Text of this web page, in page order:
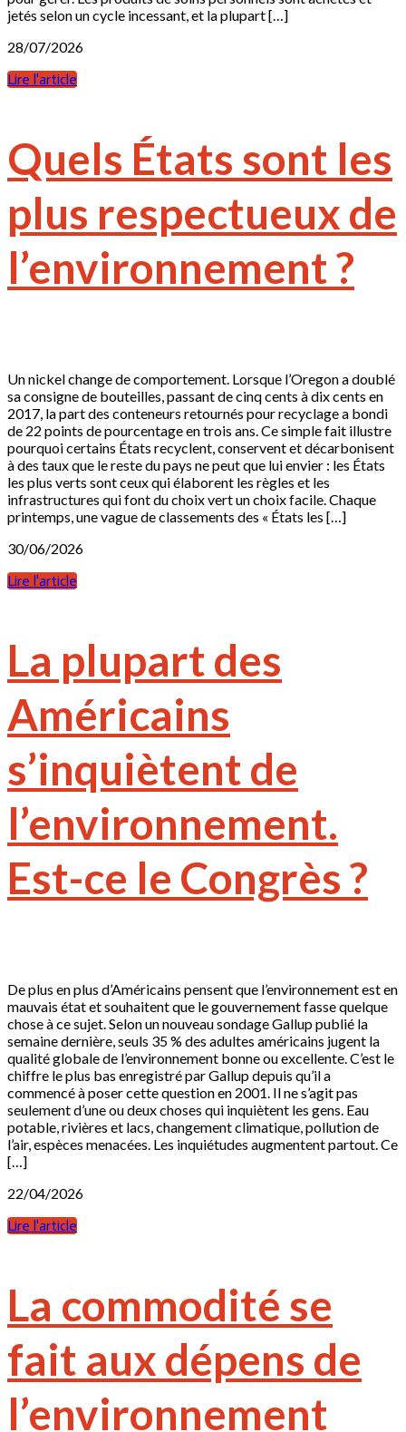
jetés selon un cycle incessant, et la plupart […]
28/07/2026
Lire l'article
Quels États sont les
plus respectueux de
l’environnement ?
Un nickel change de comportement. Lorsque l’Oregon a doublé
sa consigne de bouteilles, passant de cinq cents à dix cents en
2017, la part des conteneurs retournés pour recyclage a bondi
de 22 points de pourcentage en trois ans. Ce simple fait illustre
pourquoi certains États recyclent, conservent et décarbonisent
à des taux que le reste du pays ne peut que lui envier : les États
les plus verts sont ceux qui élaborent les règles et les
infrastructures qui font du choix vert un choix facile. Chaque
printemps, une vague de classements des « États les […]
30/06/2026
Lire l'article
La plupart des
Américains
s’inquiètent de
l’environnement.
Est-ce le Congrès ?
De plus en plus d’Américains pensent que l’environnement est en
mauvais état et souhaitent que le gouvernement fasse quelque
chose à ce sujet. Selon un nouveau sondage Gallup publié la
semaine dernière, seuls 35 % des adultes américains jugent la
qualité globale de l’environnement bonne ou excellente. C’est le
chiffre le plus bas enregistré par Gallup depuis qu’il a
commencé à poser cette question en 2001. Il ne s’agit pas
seulement d’une ou deux choses qui inquiètent les gens. Eau
potable, rivières et lacs, changement climatique, pollution de
l’air, espèces menacées. Les inquiétudes augmentent partout. Ce
[…]
22/04/2026
Lire l'article
La commodité se
fait aux dépens de
l’environnement